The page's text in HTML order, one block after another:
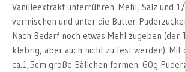
Vanilleextrakt unterrühren. Mehl, Salz und
vermischen und unter die Butter-
Nach Bedarf noch etwas Mehl zugeben (der
klebrig, aber auch nicht zu fest werden). Mit
ca.1,5cm große Bällchen formen. 60g